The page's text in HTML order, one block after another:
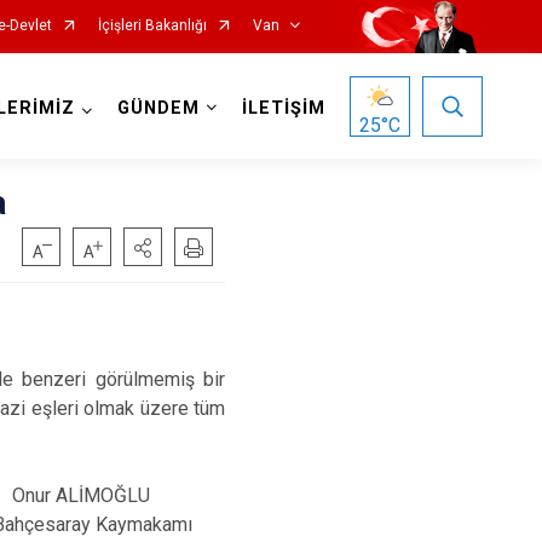
Devlet İçişleri Bakanlığı Van
Gürpınar
Muradiye
GÜNDEM İLETİŞİM
25°C
görülmemiş bir
eşleri olmak üzere tüm